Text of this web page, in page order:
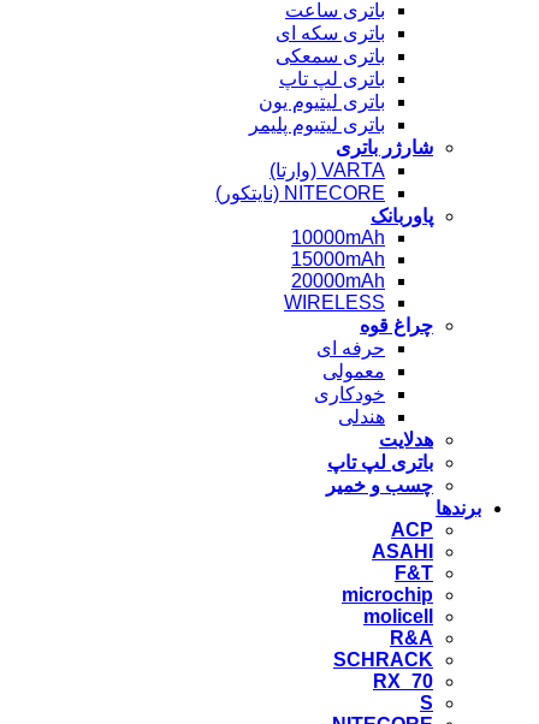
باتری ساعت
باتری سکه ای
باتری سمعکی
باتری لپ تاپ
باتری لیتیوم یون
باتری لیتیوم پلیمر
شارژر باتری
VARTA (وارتا)
NITECORE (نایتکور)
پاوربانک
10000mAh
15000mAh
20000mAh
WIRELESS
چراغ قوه
حرفه ای
معمولی
خودکاری
هندلی
هدلایت
باتری لپ تاپ
چسب و خمیر
برندها
ACP
ASAHI
F&T
microchip
molicell
R&A
SCHRACK
RX_70
S